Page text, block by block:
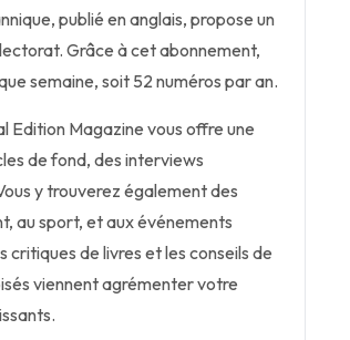
publié en anglais, propose un
Grâce à cet abonnement,
semaine, soit 52 numéros par an.
Edition Magazine vous offre une
de fond, des interviews
y trouverez également des
au sport, et aux événements
critiques de livres et les conseils de
viennent agrémenter votre